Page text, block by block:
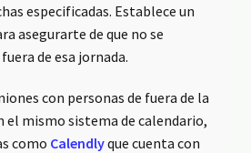
especificadas. Establece un
asegurarte de que no se
de esa jornada.
con personas de fuera de la
el mismo sistema de calendario,
como Calendlyque cuenta con